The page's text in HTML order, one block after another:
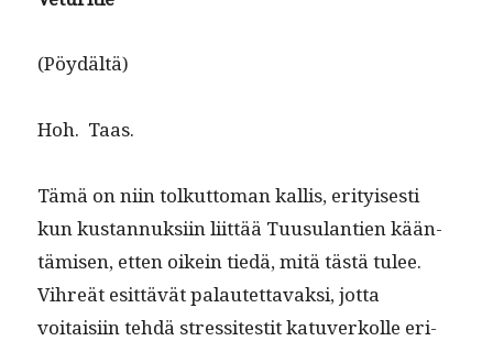
(Pöy­dältä)
Hoh. Taas.
Tämä on niin tolkut­toman kallis, eri­tyis­es­ti
kun kus­tan­nuk­si­in liit­tää Tuusu­lantien kään­
tämisen, etten oikein tiedä, mitä tästä tulee.
Vihreät esit­tävät palautet­tavak­si, jot­ta
voitaisi­in tehdä stres­sitestit katu­verkolle eri­